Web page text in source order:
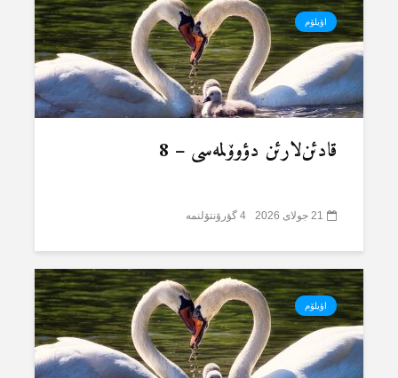
اؤیلۆم
قادئن‌لارئن دؤوۆلمەسی – 8
21 جولای 2026 4 گؤرۆنتۆلنمە
اؤیلۆم